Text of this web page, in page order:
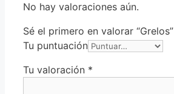
No hay valoraciones aún.
Sé el primero en valorar “Grelos”
Tu puntuación
Tu valoración *